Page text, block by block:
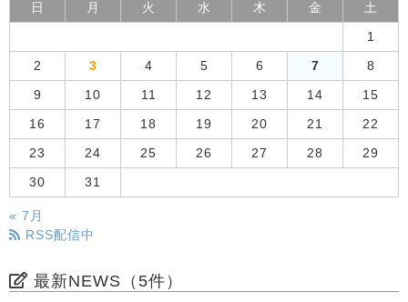
日 月 火 水 木 金 土
1
2 3 4 5 6 7 8
9 10 11 12 13 14 15
16 17 18 19 20 21 22
23 24 25 26 27 28 29
30 31
« 7月
RSS配信中
最新NEWS（5件）